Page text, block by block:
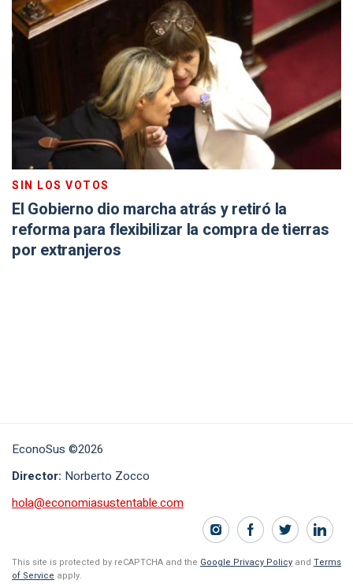
SIN LOS VOTOS
El Gobierno dio marcha atrás y retiró la
reforma para flexibilizar la compra de tierras
por extranjeros
EconoSus ©2026
Director: Norberto Zocco
hola@economiasustentable.com
This site is protected by reCAPTCHA and the Google Privacy Policy and Terms
of Service apply.